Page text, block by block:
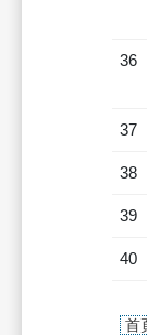
36
37
38
39
40
首